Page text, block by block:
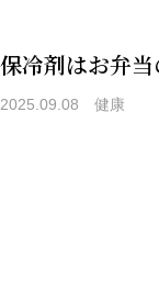
保冷剤はお弁当
2025.09.08 健康